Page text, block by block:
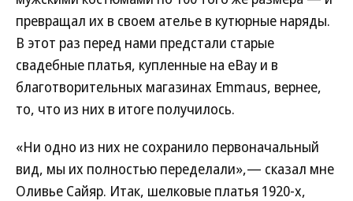
превращал их в своем ателье в кутюрные наряды.
В этот раз перед нами предстали старые
свадебные платья, купленные на eBay и в
благотворительных магазинах Emmaus, вернее,
то, что из них в итоге получилось.
«Ни одно из них не сохранило первоначальный
вид, мы их полностью переделали»,— сказал мне
Оливье Сайяр. Итак, шелковые платья 1920-х,